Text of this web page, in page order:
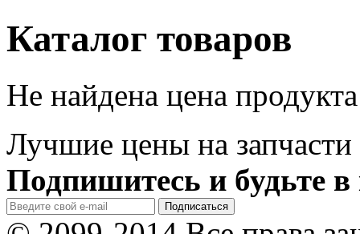
Каталог товаров
Не найдена цена продукта
Лучшие цены на запчасти
Подпишитесь и будьте в